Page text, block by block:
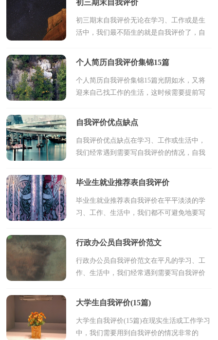
初三期末自我评价
初三期末自我评价无论在学习、工作或是生
活中，我们最不陌生的就是自我评价了，自
过程。写起自我评价来就毫无头绪？以下是
个人简历自我评价集锦15篇
个人简历自我评价集锦15篇光阴如水，又将
迎来自己找工作的生活，这时候需要提前写
面是小编为大家收集的个人简历自我评价，
自我评价优点缺点
自我评价优点缺点在学习、工作或生活中，
我们经常遇到需要写自我评价的情况，自我
维持自我的一致性。怎样写自我评价才合
毕业生就业推荐表自我评价
毕业生就业推荐表自我评价在平平淡淡的学
习、工作、生活中，我们都不可避免地要写
特殊的意义。你知道自我评价怎样写才规范
行政办公员自我评价范文
行政办公员自我评价范文在平凡的学习、工
作、生活中，我们经常遇到需要写自我评价
证，从而为自我发展提供动力。那么问题来
大学生自我评价(15篇)
大学生自我评价(15篇)在现实生活或工作学习
中，我们需要用到自我评价的情况非常的